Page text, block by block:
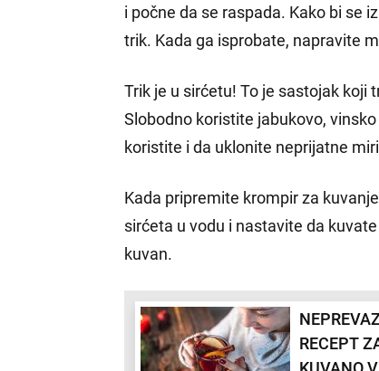
i počne da se raspada. Kako bi se
trik. Kada ga isprobate, napravite
Trik je u sirćetu! To je sastojak koji
Slobodno koristite jabukovo,
koristite i da uklonite neprijatne
Kada pripremite krompir za
sirćeta u vodu i nastavite da
kuvan.
RECEPT